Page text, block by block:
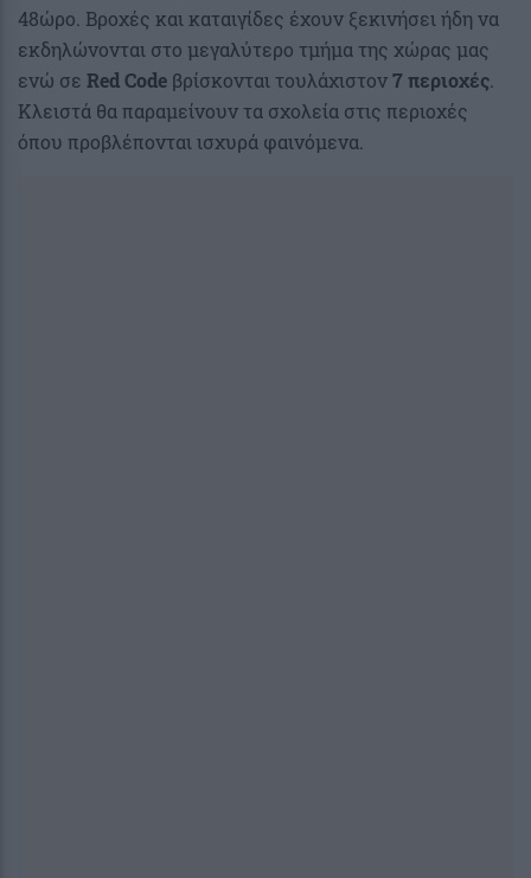
48ώρο. Βροχές και καταιγίδες έχουν ξεκινήσει ήδη να
εκδηλώνονται στο μεγαλύτερο τμήμα της χώρας μας
ενώ σε Red Code βρίσκονται τουλάχιστον7 περιοχές.
Κλειστά θα παραμείνουν τα σχολεία στις περιοχές
όπου προβλέπονται ισχυρά φαινόμενα.